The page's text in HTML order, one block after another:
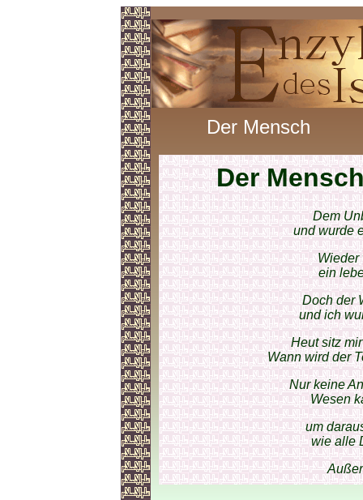
Der Mensch
Der
Dem
und wurde
Wieder
ein
Doch der
und ich
Heut sitz
Wann wird der
Nur keine
Wesen
um
wie alle